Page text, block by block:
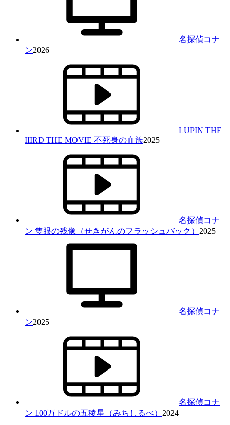
名探偵コナ
ン2026
LUPIN THE
IIIRD THE MOVIE 不死身の血族2025
名探偵コナ
ン 隻眼の残像（せきがんのフラッシュバック） 2025
名探偵コナ
ン2025
名探偵コナ
ン 100万ドルの五稜星（みちしるべ） 2024